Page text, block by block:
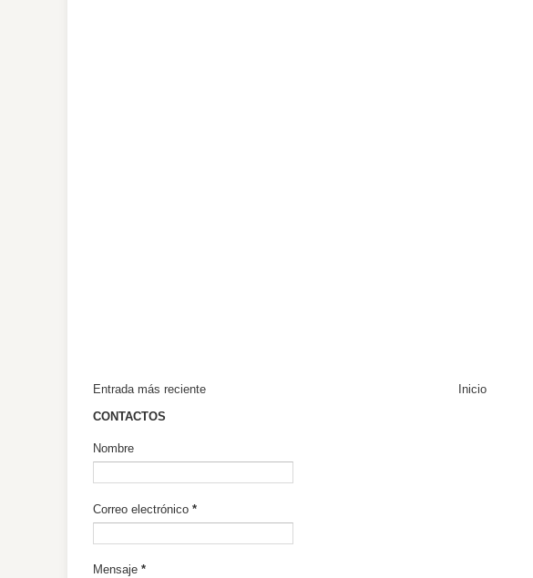
Entrada más reciente
Inicio
CONTACTOS
Nombre
Correo electrónico *
Mensaje *